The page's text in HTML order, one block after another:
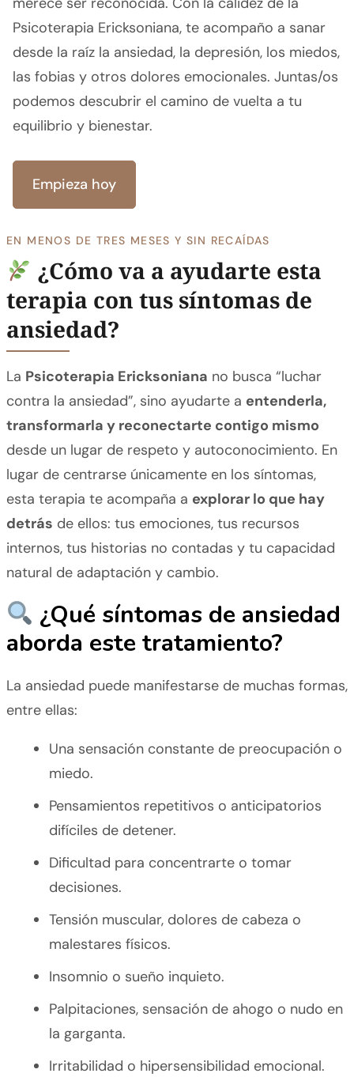
Psicoterapia Ericksoniana, te acompaño a sanar
desde la raíz la ansiedad, la depresión, los miedos,
las fobias y otros dolores emocionales. Juntas/os
podemos descubrir el camino de vuelta a tu
equilibrio y bienestar.
Empieza hoy
EN MENOS DE TRES MESES Y SIN RECAÍDAS
¿Cómo va a ayudarte esta
terapia con tus síntomas de
ansiedad?
La Psicoterapia Ericksoniana no busca “luchar
contra la ansiedad”, sino ayudarte a entenderla,
transformarla y reconectarte contigo mismo
desde un lugar de respeto y autoconocimiento. En
lugar de centrarse únicamente en los síntomas,
esta terapia te acompaña a explorar lo que hay
detrás de ellos: tus emociones, tus recursos
internos, tus historias no contadas y tu capacidad
natural de adaptación y cambio.
¿Qué síntomas de ansiedad
aborda este tratamiento?
La ansiedad puede manifestarse de muchas formas,
entre ellas:
Una sensación constante de preocupación o
miedo.
Pensamientos repetitivos o anticipatorios
difíciles de detener.
Dificultad para concentrarte o tomar
decisiones.
Tensión muscular, dolores de cabeza o
malestares físicos.
Insomnio o sueño inquieto.
Palpitaciones, sensación de ahogo o nudo en
la garganta.
Irritabilidad o hipersensibilidad emocional.